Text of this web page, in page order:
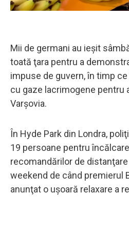
Mii de germani au ieşit
toată ţara pentru a
impuse de guvern, în timp
cu gaze lacrimogene pentru
Varşovia.
În Hyde Park din Londra,
19 persoane pentru
recomandărilor de
weekend de când premierul
anunţat o uşoară relaxare a